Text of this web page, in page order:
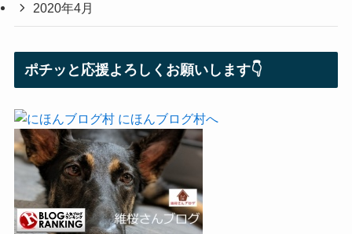
2020年4月
ポチッと応援よろしくお願いします👇